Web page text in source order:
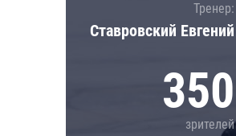
Тренер:
Ставровский Евгений
350
зрителей